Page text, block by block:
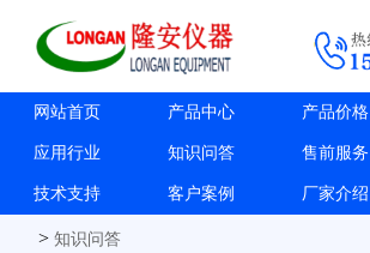
网站首页 产品中心 产品价格
应用行业 知识问答 售前服务
技术支持 客户案例 厂家介绍
> 知识问答